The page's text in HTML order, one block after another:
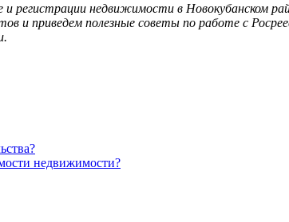
недвижимости в Новокубанском
и приведем полезные советы по работе с
недвижимости?